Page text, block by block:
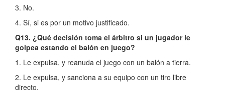
3. No.
4. Sí, si es por un motivo justificado.
Q13. ¿Qué decisión toma el árbitro si un jugador le
golpea estando el balón en juego?
1. Le expulsa, y reanuda el juego con un balón a tierra.
2. Le expulsa, y sanciona a su equipo con un tiro libre
directo.